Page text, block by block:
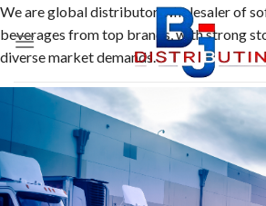
Skip
to
content
We are global distributor, wholesaler of
beverages from top brands, with strong
diverse market demands.